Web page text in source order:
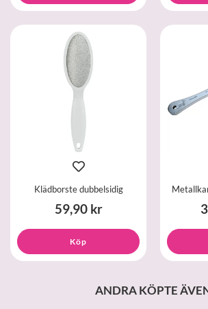
Klädborste dubbelsidig
59,90 kr
Köp
ANDRA KÖPTE